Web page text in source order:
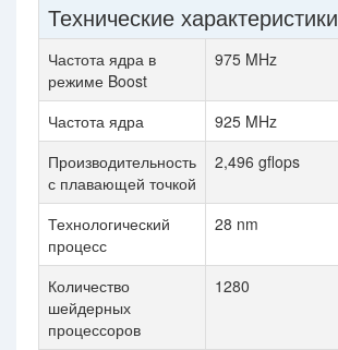
Технические характеристики
Частота ядра в
режиме Boost
975 MHz
Частота ядра 925 MHz
Производительность
с плавающей точкой
2,496 gflops
Технологический
процесс
28 nm
Количество
шейдерных
процессоров
1280